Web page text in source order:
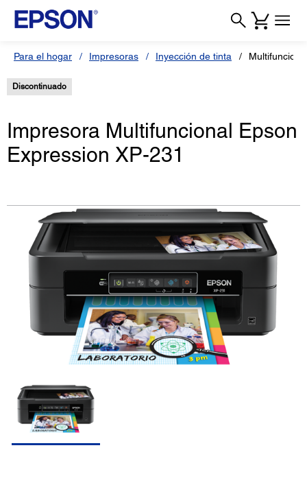
Para el hogar Impresoras Inyección de tinta
Discontinuado
Impresora Multifuncional Epson
Expression XP-231